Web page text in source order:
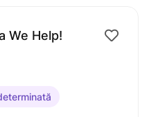
We Help!